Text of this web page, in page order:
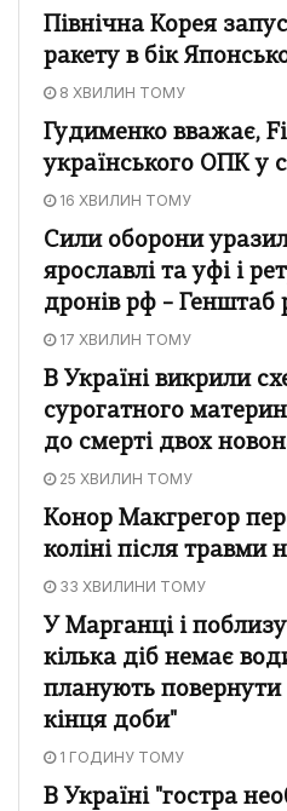
Північна Корея
ракету в бік
8 ХВИЛИН ТОМУ
Гудименко вважає,
українського ОПК у
16 ХВИЛИН ТОМУ
Сили оборони
ярославлі та уфі і
дронів рф – Генштаб
17 ХВИЛИН ТОМУ
В Україні викрили
сурогатного
до смерті двох
25 ХВИЛИН ТОМУ
Конор Макгрегор
коліні після травми
33 ХВИЛИНИ ТОМУ
У Марганці і
кілька діб немає
планують повернути
кінця доби"
1 ГОДИНУ ТОМУ
В Україні "гостра